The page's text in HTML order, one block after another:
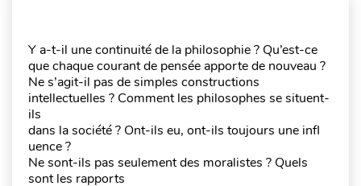
Y a-t-il une continuité de la philosophie ? Qu’est-ce
que chaque courant de pensée apporte de nouveau ?
Ne s’agit-il pas de simples constructions
intellectuelles ? Comment les philosophes se situent-
ils
dans la société ? Ont-ils eu, ont-ils toujours une infl
uence ?
Ne sont-ils pas seulement des moralistes ? Quels
sont les rapports